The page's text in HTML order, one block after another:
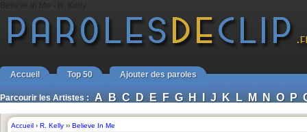
Accueil Top 50 Ajouter des paroles
Parcourir les Artistes : A B C D E F G H I J K L M N O P
Accueil › R. Kelly ›› Believe In Me